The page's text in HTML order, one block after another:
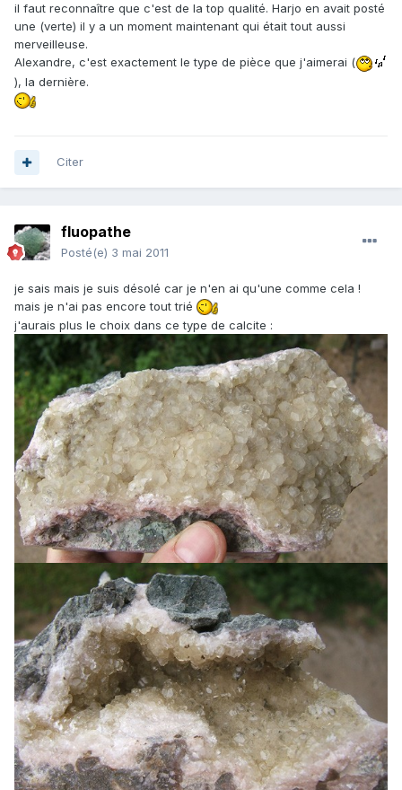
il faut reconnaître que c'est de la top qualité. Harjo en avait posté
une (verte) il y a un moment maintenant qui était tout aussi
merveilleuse.
Alexandre, c'est exactement le type de pièce que j'aimerai (
), la dernière.
Citer
fluopathe
Posté(e) 3 mai 2011
je sais mais je suis désolé car je n'en ai qu'une comme cela !
mais je n'ai pas encore tout trié
j'aurais plus le choix dans ce type de calcite :